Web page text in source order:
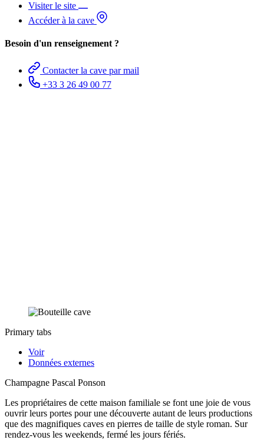
Visiter le site
Accéder à la cave
Besoin d'un renseignement ?
Contacter la cave par mail
+33 3 26 49 00 77
Primary tabs
Voir
Données externes
Champagne Pascal Ponson
Les propriétaires de cette maison familiale se font une joie de vous
ouvrir leurs portes pour une découverte autant de leurs productions
que des magnifiques caves en pierres de taille de style roman. Sur
rendez-vous les weekends, fermé les jours fériés.